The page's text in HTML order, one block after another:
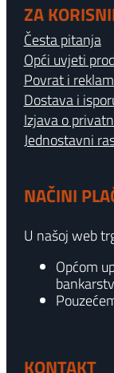
ZA
Česta pitanja
Opći uvjeti
Povrat i
Dostava i
Izjava o
Jednostavni
NAČINI
U našoj web
Općom
KONTAKT